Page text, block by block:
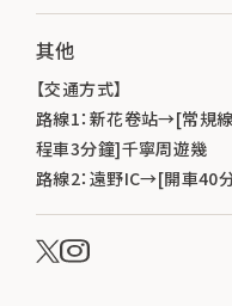
其他
【交通方式】
路線1：新花卷站→[常規
程車3分鐘]千寧周遊幾
路線2：遠野IC→[開車40